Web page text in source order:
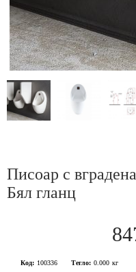
Писоар с
Бял гланц
Код: 100336 Тегло: 0.000 кг